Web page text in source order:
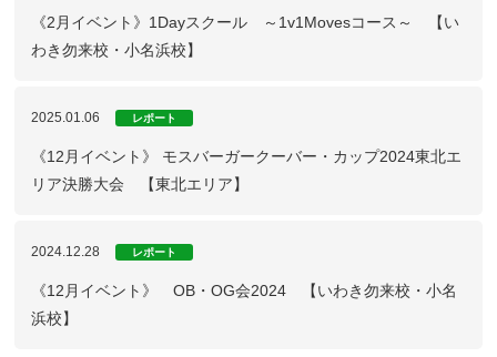
《2月イベント》1Dayスクール ～1v1Movesコース～ 【い
わき勿来校・小名浜校】
2025.01.06 レポート
《12月イベント》 モスバーガークーバー・カップ2024東北エ
リア決勝大会 【東北エリア】
2024.12.28 レポート
《12月イベント》 OB・OG会2024 【いわき勿来校・小名
浜校】